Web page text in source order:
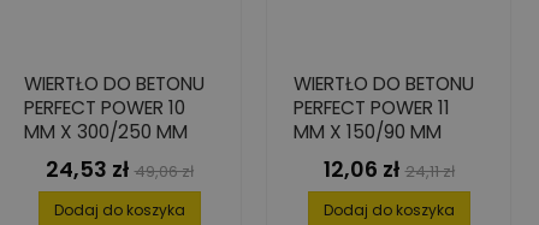
WIERTŁO DO BETONU
PERFECT POWER 10
MM X 300/250 MM
Cena
24,53 zł Cena
podstawowa
49,06 zł
Dodaj do koszyka
WIERTŁO DO BETONU
PERFECT POWER 11
MM X 150/90 MM
Cena
12,06 zł Cena
podstawowa
24,11 zł
Dodaj do koszyka